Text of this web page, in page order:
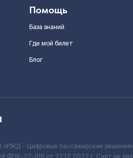
Помощь
База знаний
Где мой билет
Блог
– Цифровые пассажирские